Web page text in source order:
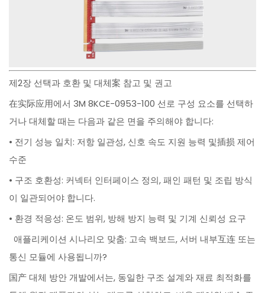
제2장 선택과 호환 및 대체案 참고 및 권고
在实际应用에서 3M 8KCE-0953-100 선로 구성 요소를 선택하
거나 대체할 때는 다음과 같은 면을 주의해야 합니다:
• 전기 성능 일치: 저항 일관성, 신호 속도 지원 능력 및插损 제어
수준
• 구조 호환성: 커넥터 인터페이스 정의, 패인 패턴 및 조립 방식
이 일관되어야 합니다.
• 환경 적응성: 온도 범위, 방해 방지 능력 및 기계 신뢰성 요구
애플리케이션 시나리오 맞춤: 고속 백보드, 서버 내부互连 또는
통신 모듈에 사용됩니까?
国产 대체 방안 개발에서는, 동일한 구조 설계와 재료 최적화를